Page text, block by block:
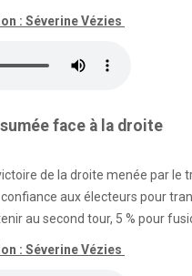
: Séverine Vézies
face à la droite
de la droite menée par
aux électeurs pour
au second tour, 5 % pour
: Séverine Vézies